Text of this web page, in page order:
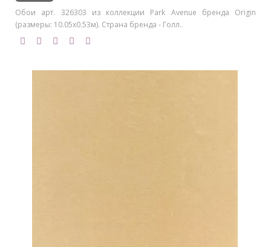
Обои арт. 326303 из коллекции Park Avenue бренда Origin
(размеры: 10.05х0.53м). Страна бренда - Голл..